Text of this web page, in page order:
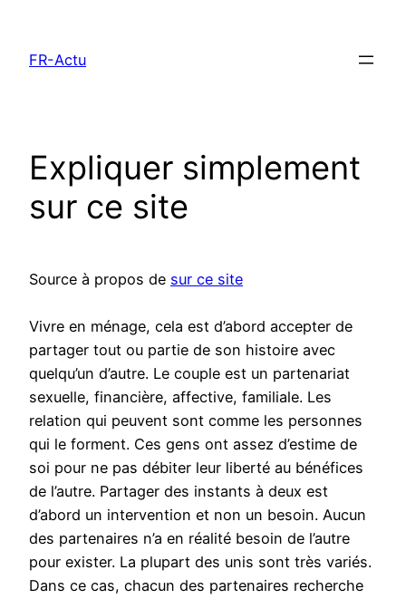
contenu
FR-Actu
Expliquer simplement
sur ce site
Source à propos de sur ce site
Vivre en ménage, cela est d’abord accepter de
partager tout ou partie de son histoire avec
quelqu’un d’autre. Le couple est un partenariat
sexuelle, financière, affective, familiale. Les
relation qui peuvent sont comme les personnes
qui le forment. Ces gens ont assez d’estime de
soi pour ne pas débiter leur liberté au bénéfices
de l’autre. Partager des instants à deux est
d’abord un intervention et non un besoin. Aucun
des partenaires n’a en réalité besoin de l’autre
pour exister. La plupart des unis sont très variés.
Dans ce cas, chacun des partenaires recherche